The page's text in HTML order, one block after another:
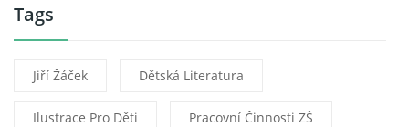
Tags
Jiří Žáček Dětská Literatura
Ilustrace Pro Děti Pracovní Činnosti ZŠ